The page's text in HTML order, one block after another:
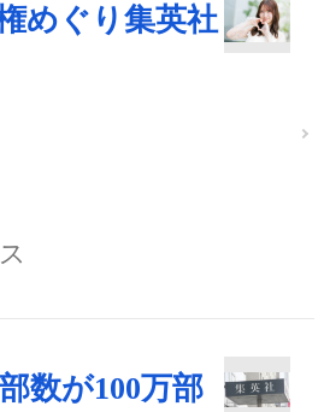
めぐり集英社
数が100万部